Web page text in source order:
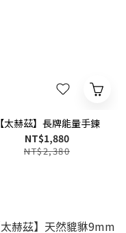
【太赫茲】長牌能量手鍊
NT$1,880
NT$2,380